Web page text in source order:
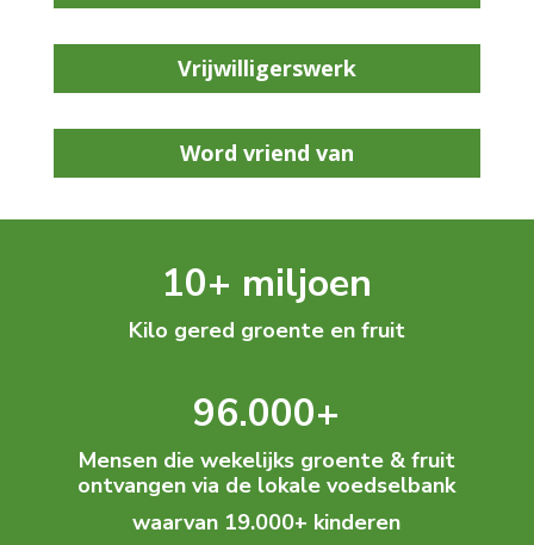
Vrijwilligerswerk
Word vriend van
10+ miljoen
Kilo gered groente en fruit
96.000+
Mensen die wekelijks groente & fruit
ontvangen via de lokale voedselbank
waarvan 19.000+ kinderen